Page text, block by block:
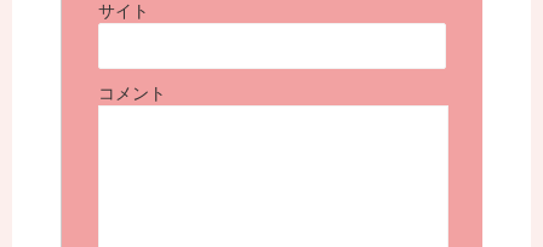
サイト
コメント